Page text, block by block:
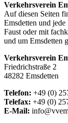
Verkehrsverein
Auf diesen Seiten
Emsdetten und
Faust oder mit
und um Emsdetten
Verkehrsverein
Friedrichstraße 2
48282 Emsdetten
Telefon: +49 (0)
Telefax: +49 (0)
E-Mail: